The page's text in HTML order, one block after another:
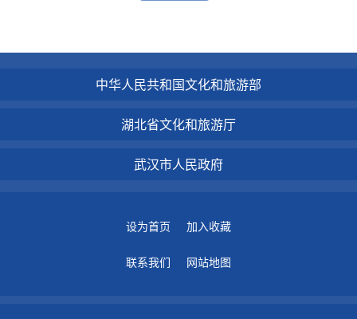
中华人民共和国文化和旅游部
湖北省文化和旅游厅
武汉市人民政府
设为首页 加入收藏
联系我们 网站地图